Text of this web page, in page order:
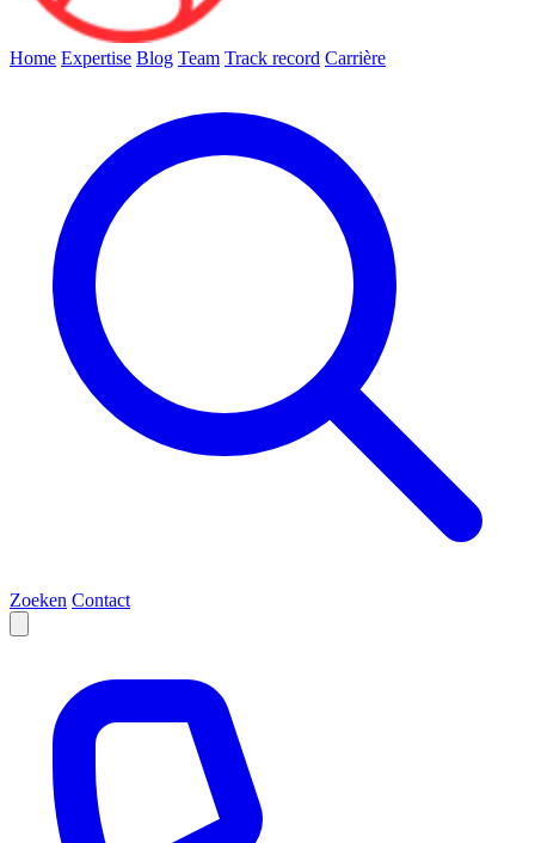
Home Expertise Blog Team Track record Carrière
Zoeken Contact